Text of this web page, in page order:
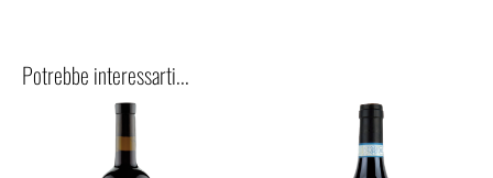
Potrebbe interessarti...